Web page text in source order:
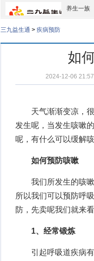
养生一族
三九益生通 > 疾病预防
如
2024-12-06 21:57
天气渐渐变凉，很
发生呢，当发生咳嗽
呢，有什么可以缓解
如何预防咳嗽
我们所发生的咳嗽
所以我们可以预防呼
防，先卖呢我们就来
1、经常锻炼
引起呼吸道疾病有